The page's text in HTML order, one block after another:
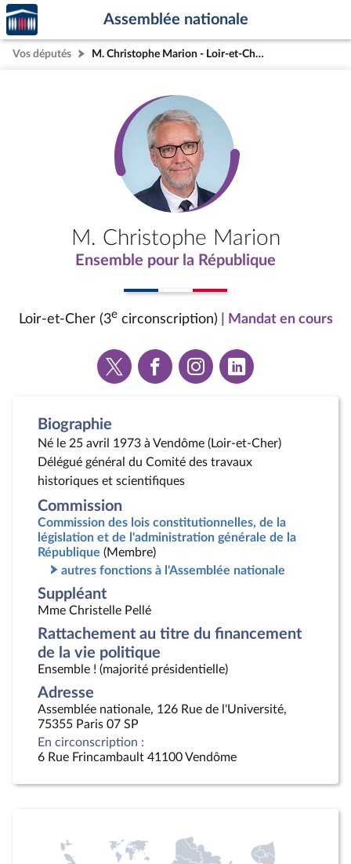
Aller au contenu
Aller en bas de la page
Accèder
à la
page
d'accueil
Assemblée nationale
Vos députés M. Christophe Marion - Loir-et-Cher (3e circonscription)
M. Christophe Marion
Ensemble pour la République
Loir-et-Cher (3ecirconscription) | Mandat en cours
Voir
la
Voir
la
Voir
la
Voir
la
Biographie
Né le 25 avril 1973 à Vendôme (Loir-et-Cher)
Délégué général du Comité des travaux
historiques et scientifiques
Commission
Commission des lois constitutionnelles, de la
législation et de l'administration générale de la
République (Membre)
autres fonctions à l'Assemblée nationale
Suppléant
Mme Christelle Pellé
Rattachement au titre du financement
de la vie politique
Ensemble ! (majorité présidentielle)
Adresse
Assemblée nationale, 126 Rue de l'Université,
75355 Paris 07 SP
En circonscription :
6 Rue Frincambault 41100 Vendôme